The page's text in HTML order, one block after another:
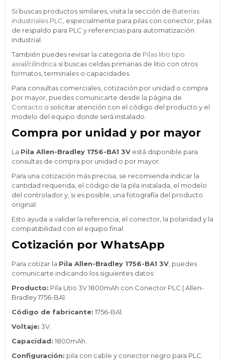
Si buscas productos similares, visita la sección de Baterías
industriales PLC , especialmente para pilas con conector, pilas
de respaldo para PLC y referencias para automatización
industrial.
También puedes revisar la categoría de Pilas litio tipo
axial/cilíndrica si buscas celdas primarias de litio con otros
formatos, terminales o capacidades.
Para consultas comerciales, cotización por unidad o compra
por mayor, puedes comunicarte desde la página de
Contacto o solicitar atención con el código del producto y el
modelo del equipo donde será instalado.
Compra por unidad y por mayor
La Pila Allen-Bradley 1756-BA1 3V está disponible para
consultas de compra por unidad o por mayor.
Para una cotización más precisa, se recomienda indicar la
cantidad requerida, el código de la pila instalada, el modelo
del controlador y, si es posible, una fotografía del producto
original.
Esto ayuda a validar la referencia, el conector, la polaridad y la
compatibilidad con el equipo final.
Cotización por WhatsApp
Para cotizar la Pila Allen-Bradley 1756-BA1 3V , puedes
comunicarte indicando los siguientes datos:
Producto: Pila Litio 3V 1800mAh con Conector PLC | Allen-
Bradley 1756-BA1.
Código de fabricante: 1756-BA1.
Voltaje: 3V.
Capacidad: 1800mAh.
Configuración: pila con cable y conector negro para PLC.